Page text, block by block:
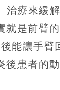
治療來緩
就是前臂
能讓手臂
後患者的